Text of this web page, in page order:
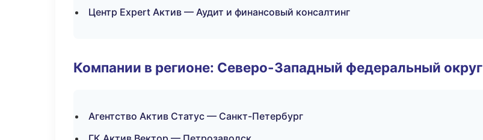
Центр Expert Актив — Аудит и финансовый консалтинг
Компании в регионе: Северо-Западный федеральный округ
Агентство Актив Статус — Санкт-Петербург